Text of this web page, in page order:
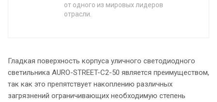
от одного из мировых лидеров
отрасли.
Гладкая поверхность корпуса уличного светодиодного
светильника AURO-STREET-С2-50 является преимуществом,
так как это препятствует накоплению различных
загрязнений ограничивающих необходимую степень